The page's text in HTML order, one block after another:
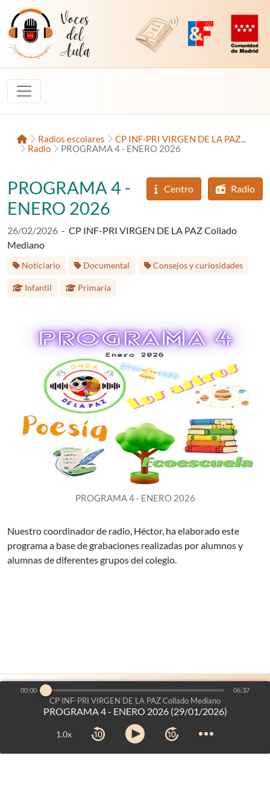
Saltar al contenido
Voces del Aula
Revista Digital de EducaMadrid
Plataforma de
InicioRadios escolares
CP INF-PRI VIRGEN DE LA PAZ...
Radio
PROGRAMA 4 - ENERO 2026
Centro Radio
PROGRAMA 4 -
ENERO 2026
Fecha de publicación:
26/02/2026 - CP INF-PRI VIRGEN DE LA PAZ Collado
Mediano
Etiquetas:
Noticiario Documental Consejos y curiosidades
Infantil Primaria
CP INF-PRI VIRGEN DE LA PAZ Collado Mediano
PROGRAMA 4 - ENERO 2026 (29/01/2026)
1.0x
00:00 06:37
PROGRAMA 4 - ENERO 2026
Nuestro coordinador de radio, Héctor, ha elaborado este
programa a base de grabaciones realizadas por alumnos y
alumnas de diferentes grupos del colegio.
©2026 - Voces del Aulaes un proyecto de:
Dirección General de Bilingüismo y Calidad de la Enseñanza
Consejería de Educación, Ciencia y Universidades
de Madrid